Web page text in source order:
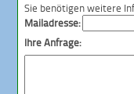
Sie benötigen weitere
Mailadresse:
Ihre Anfrage: